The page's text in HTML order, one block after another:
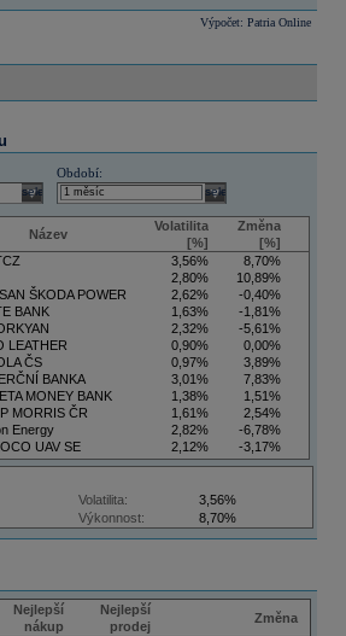
Výpočet: Patria Online
select
Období:
select
Název
Volatilita
[%]
Změna
[%]
3,56%
8,70%
2,80%
10,89%
ŠKODA POWER
2,62%
-0,40%
BANK
1,63%
-1,81%
2,32%
-5,61%
LEATHER
0,90%
0,00%
ČS
0,97%
3,89%
BANKA
3,01%
7,83%
MONEY BANK
1,38%
1,51%
MORRIS ČR
1,61%
2,54%
Energy
2,82%
-6,78%
UAV SE
2,12%
-3,17%
3,36%
7,59%
Volatilita:
3,56%
Výkonnost:
8,70%
Nejlepší
nákup
Nejlepší
prodej
Změna